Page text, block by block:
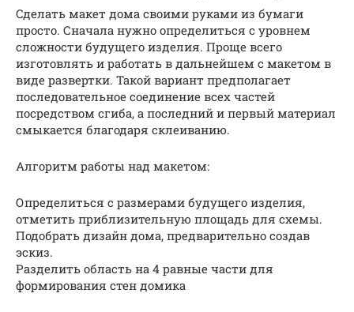
Cделать макет дома своими руками из бумаги
просто. Сначала нужно определиться с уровнем
сложности будущего изделия. Проще всего
изготовлять и работать в дальнейшем с макетом в
виде развертки. Такой вариант предполагает
последовательное соединение всех частей
посредством сгиба, а последний и первый материал
смыкается благодаря склеиванию.
Алгоритм работы над макетом:
Определиться с размерами будущего изделия,
отметить приблизительную площадь для схемы.
Подобрать дизайн дома, предварительно создав
эскиз.
Разделить область на 4 равные части для
формирования стен домика